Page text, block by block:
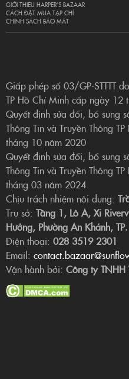
GIỚI THIỆU HARPER’S BAZAAR
CÁCH ĐẶT MUA TẠP CHÍ
CHÍNH SÁCH BẢO MẬT
Giấp phép số 03/GP-STTTT
TP Hồ Chí Minh cấp ngày 12
Quyết định sửa đổi, bổ sung
Thông Tin và Truyền Thông
tháng 10 năm 2020
Quyết định sửa đổi, bổ sung
Thông Tin và Truyền Thông
tháng 03 năm 2024
Chịu trách nhiệm nội dung:
Trụ sở: Tầng 1, Lô A, Xi
Hưởng, Phường An Khánh,
Điện thoại: 028 3519 2301
Email:
Vận hành bởi: Công ty TNHH